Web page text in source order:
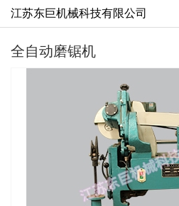
江苏东巨机械科技有限公司
全自动磨锯机